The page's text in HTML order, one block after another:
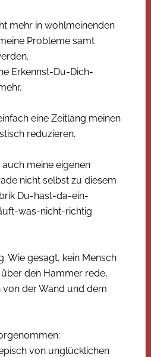
mehr in wohlmeinenden
Probleme samt
Erkennst-Du-Dich-
eine Zeitlang meinen
reduzieren.
meine eigenen
nicht selbst zu diesem
Du-hast-da-ein-
was-nicht-richtig
Wie gesagt, kein Mensch
den Hammer rede,
der Wand und dem
von unglücklichen